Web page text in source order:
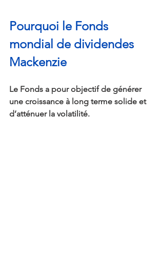
Pourquoi le Fonds
mondial de dividendes
Mackenzie
Le Fonds a pour objectif de générer
une croissance à long terme solide et
d’atténuer la volatilité.